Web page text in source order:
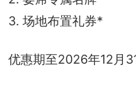
3. 场地布置礼券*
优惠期至2026年12月